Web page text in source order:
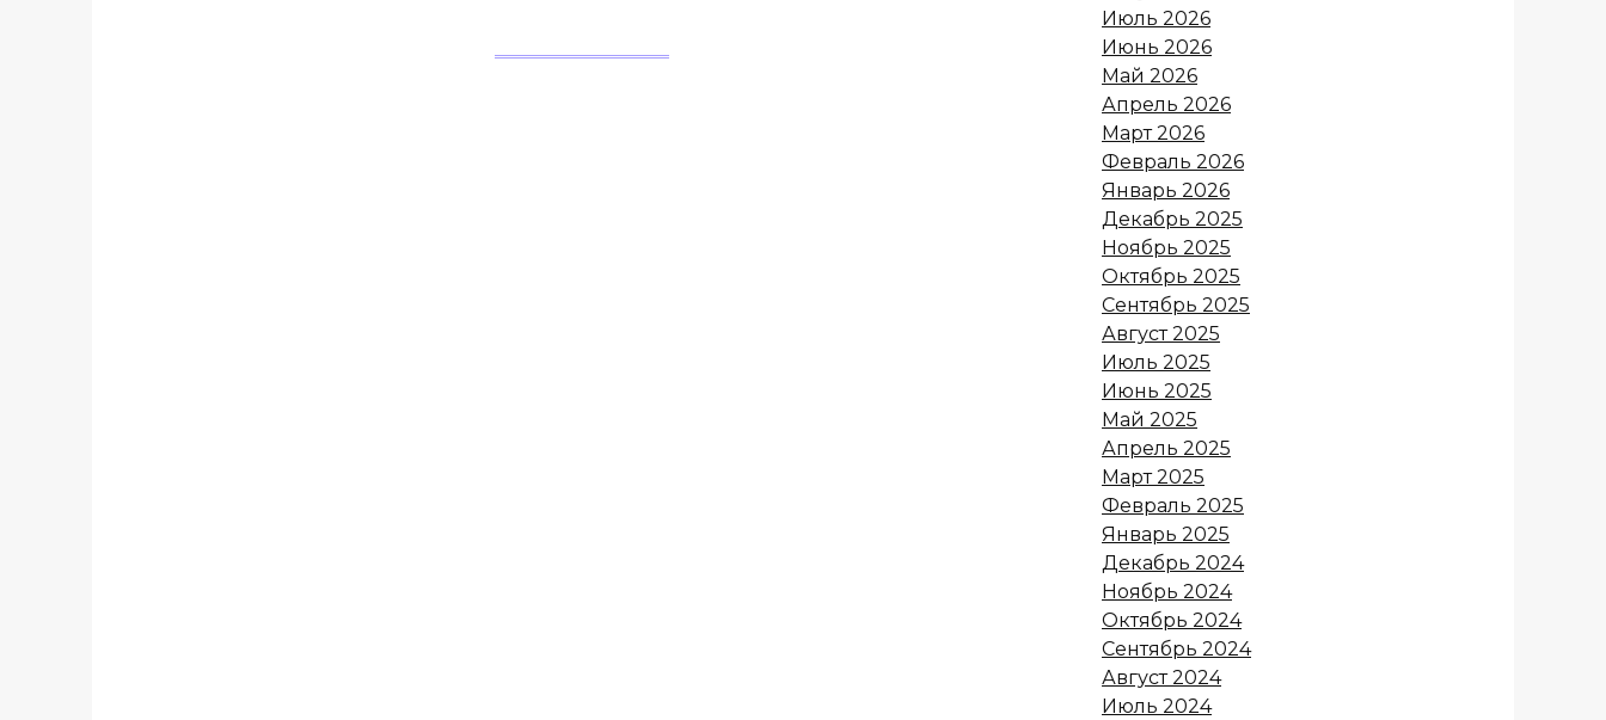
Июль 2026
Июнь 2026
Май 2026
Апрель 2026
Март 2026
Февраль 2026
Январь 2026
Декабрь 2025
Ноябрь 2025
Октябрь 2025
Сентябрь 2025
Август 2025
Июль 2025
Июнь 2025
Май 2025
Апрель 2025
Март 2025
Февраль 2025
Январь 2025
Декабрь 2024
Ноябрь 2024
Октябрь 2024
Сентябрь 2024
Август 2024
Июль 2024